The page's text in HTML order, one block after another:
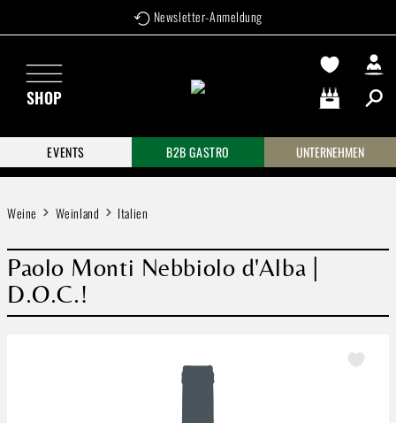
Zum Hauptinhalt springen Newsletter-Anmeldung
SHOP
Warenkorb
EVENTS
B2B GASTRO UNTERNEHMEN
Weine Weinland Italien
Paolo Monti Nebbiolo d'Alba |
D.O.C.!